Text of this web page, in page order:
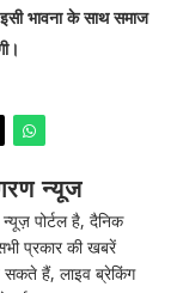
भावना के साथ समाज
न्यूज
पोर्टल है, दैनिक
प्रकार की खबरें
हैं, लाइव ब्रेकिंग